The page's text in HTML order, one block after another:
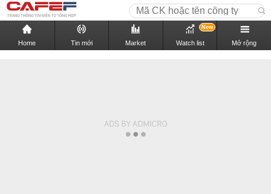
Home Tin mới Market Watch list
New
Mở rộng